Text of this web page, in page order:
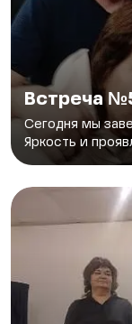
Встреча
Сегодня мы
Яркость и